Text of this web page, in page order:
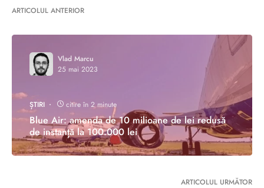
ARTICOLUL ANTERIOR
Vlad Marcu
25 mai 2023
ȘTIRI citire în 2 minute
Blue Air: amenda de 10 milioane de lei redusă
de instanță la 100.000 lei
ARTICOLUL URMĂTOR